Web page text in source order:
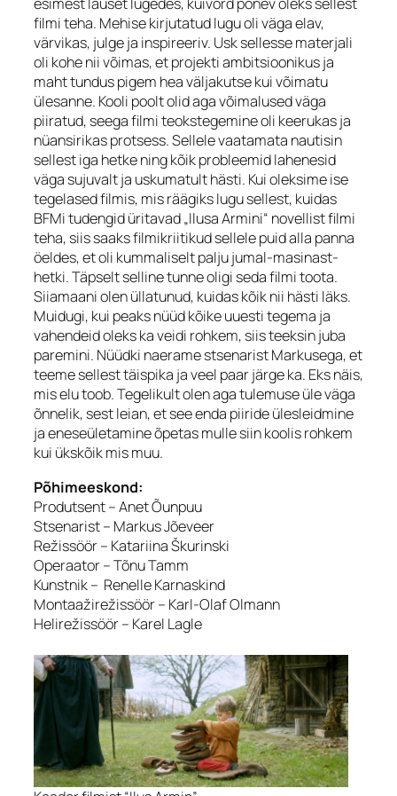
filmi teha. Mehise kirjutatud lugu oli väga elav,
värvikas, julge ja inspireeriv. Usk sellesse materjali
oli kohe nii võimas, et projekti ambitsioonikus ja
maht tundus pigem hea väljakutse kui võimatu
ülesanne. Kooli poolt olid aga võimalused väga
piiratud, seega filmi teokstegemine oli keerukas ja
nüansirikas protsess. Sellele vaatamata nautisin
sellest iga hetke ning kõik probleemid lahenesid
väga sujuvalt ja uskumatult hästi. Kui oleksime ise
tegelased filmis, mis räägiks lugu sellest, kuidas
BFMi tudengid üritavad „Ilusa Armini“ novellist filmi
teha, siis saaks filmikriitikud sellele puid alla panna
öeldes, et oli kummaliselt palju jumal-masinast-
hetki. Täpselt selline tunne oligi seda filmi toota.
Siiamaani olen üllatunud, kuidas kõik nii hästi läks.
Muidugi, kui peaks nüüd kõike uuesti tegema ja
vahendeid oleks ka veidi rohkem, siis teeksin juba
paremini. Nüüdki naerame stsenarist Markusega, et
teeme sellest täispika ja veel paar järge ka. Eks näis,
mis elu toob. Tegelikult olen aga tulemuse üle väga
õnnelik, sest leian, et see enda piiride ülesleidmine
ja eneseületamine õpetas mulle siin koolis rohkem
kui ükskõik mis muu.
Põhimeeskond:
Produtsent – Anet Õunpuu
Stsenarist – Markus Jõeveer
Režissöör – Katariina Škurinski
Operaator – Tõnu Tamm
Kunstnik – Renelle Karnaskind
Montaažirežissöör – Karl-Olaf Olmann
Helirežissöör – Karel Lagle